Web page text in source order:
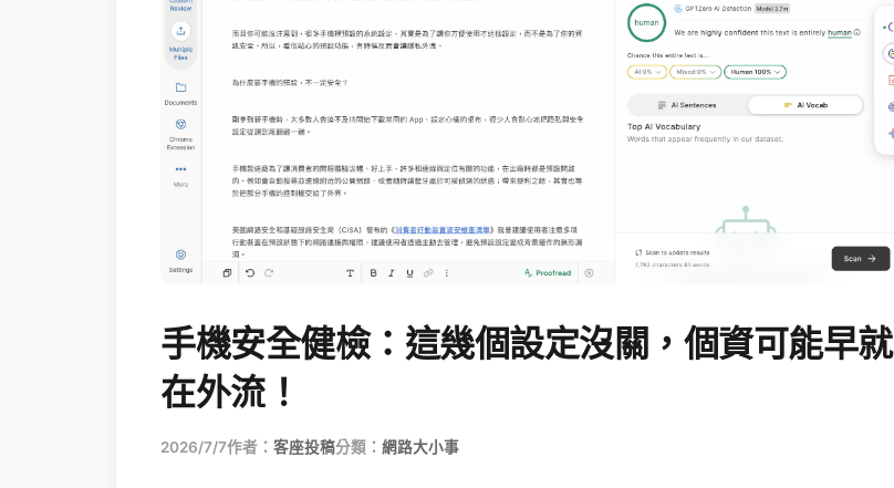
手機安全健檢：這幾個設定沒關，個資可能早就
在外流！
2026/7/7作者： 客座投稿分類： 網路大小事